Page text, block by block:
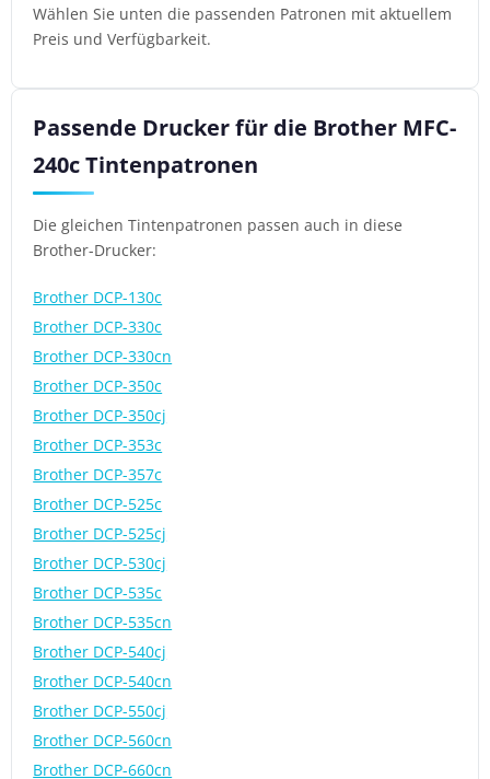
Wählen Sie unten die passenden Patronen mit aktuellem
Preis und Verfügbarkeit.
Passende Drucker für die Brother MFC-
240c Tintenpatronen
Die gleichen Tintenpatronen passen auch in diese
Brother-Drucker:
Brother DCP-130c
Brother DCP-330c
Brother DCP-330cn
Brother DCP-350c
Brother DCP-350cj
Brother DCP-353c
Brother DCP-357c
Brother DCP-525c
Brother DCP-525cj
Brother DCP-530cj
Brother DCP-535c
Brother DCP-535cn
Brother DCP-540cj
Brother DCP-540cn
Brother DCP-550cj
Brother DCP-560cn
Brother DCP-660cn